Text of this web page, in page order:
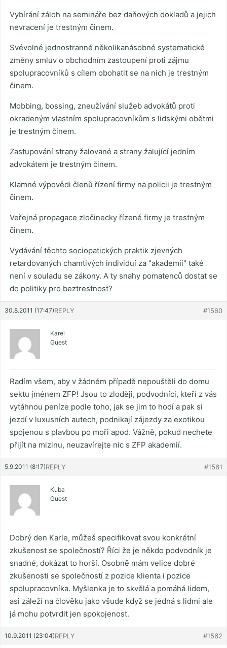
Vybírání záloh na semináře bez daňových dokladů a jejich
nevracení je trestným činem.
Svévolné jednostranné několikanásobné systematické
změny smluv o obchodním zastoupení proti zájmu
spolupracovníků s cílem obohatit se na nich je trestným
činem.
Mobbing, bossing, zneužívání služeb advokátů proti
okradeným vlastním spolupracovníkům s lidskými obětmi
je trestným činem.
Zastupování strany žalované a strany žalující jedním
advokátem je trestným činem.
Klamné výpovědi členů řízení firmy na policii je trestným
činem.
Veřejná propagace zločinecky řízené firmy je trestným
činem.
Vydávání těchto sociopatických praktik zjevných
retardovaných chamtivých individuí za "akademii" také
není v souladu se zákony. A ty snahy pomatenců dostat se
do politiky pro beztrestnost?
30.8.2011 (17:47) #1560
REPLY
Karel
Guest
Radím všem, aby v žádném případě nepouštěli do domu
sektu jménem ZFP! Jsou to zloději, podvodníci, kteří z vás
vytáhnou peníze podle toho, jak se jim to hodí a pak si
jezdí v luxusních autech, podnikají zájezdy za exotikou
spojenou s plavbou po moři apod. Vážně, pokud nechete
přijít na mizinu, neuzavírejte nic s ZFP akademií.
5.9.2011 (8:17) #1561
REPLY
Kuba
Guest
Dobrý den Karle, můžeš specifikovat svou konkrétní
zkušenost se společností? Říci že je někdo podvodník je
snadné, dokázat to horší. Osobně mám velice dobré
zkušenosti se společností z pozice klienta i pozice
spolupracovníka. Myšlenka je to skvělá a pomáhá lidem,
asi záleží na člověku jako všude když se jedná s lidmi ale
já mohu potvrdit jen spokojenost.
10.9.2011 (23:04) #1562
REPLY